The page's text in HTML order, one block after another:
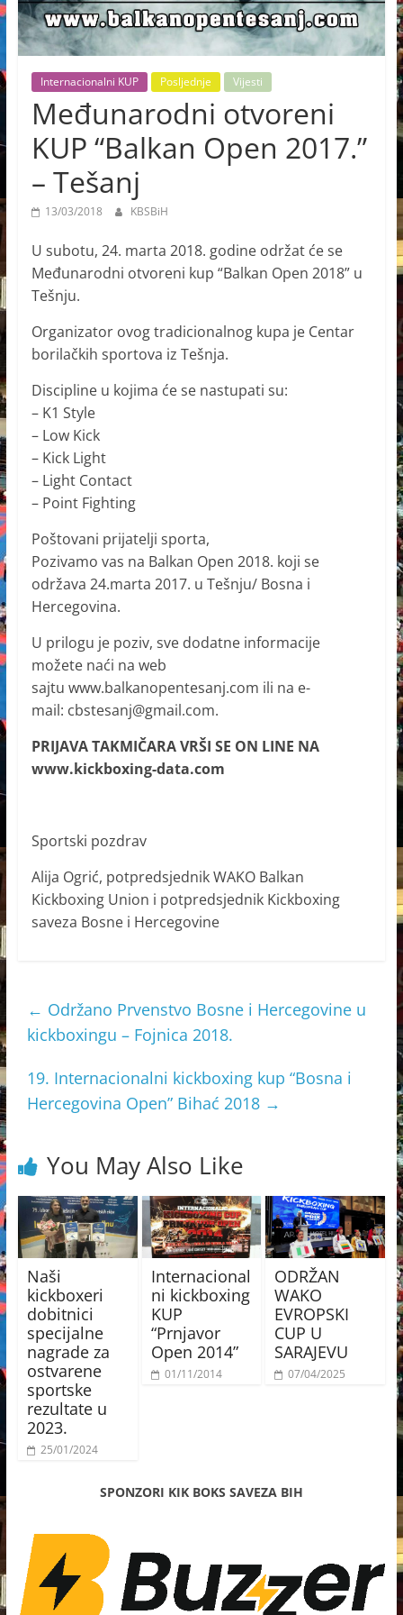
Internacionalni KUP Posljednje Vijesti
Međunarodni otvoreni
KUP “Balkan Open 2017.”
– Tešanj
13/03/2018 KBSBiH
U subotu, 24. marta 2018. godine održat će se
Međunarodni otvoreni kup “Balkan Open 2018” u
Tešnju.
Organizator ovog tradicionalnog kupa je Centar
borilačkih sportova iz Tešnja.
Discipline u kojima će se nastupati su:
– K1 Style
– Low Kick
– Kick Light
– Light Contact
– Point Fighting
Poštovani prijatelji sporta,
Pozivamo vas na Balkan Open 2018. koji se
održava 24.marta 2017. u Tešnju/ Bosna i
Hercegovina.
U prilogu je poziv, sve dodatne informacije
možete naći na web
sajtu www.balkanopentesanj.com ili na e-
mail: cbstesanj@gmail.com.
PRIJAVA TAKMIČARA VRŠI SE ON LINE NA
www.kickboxing-data.com
Sportski pozdrav
Alija Ogrić, potpredsjednik WAKO Balkan
Kickboxing Union i potpredsjednik Kickboxing
saveza Bosne i Hercegovine
← Održano Prvenstvo Bosne i Hercegovine u
kickboxingu – Fojnica 2018.
19. Internacionalni kickboxing kup “Bosna i
Hercegovina Open” Bihać 2018 →
You May Also Like
Naši
kickboxeri
dobitnici
specijalne
nagrade za
ostvarene
sportske
rezultate u
2023.
25/01/2024
Internacional
ni kickboxing
KUP
“Prnjavor
Open 2014”
01/11/2014
ODRŽAN
WAKO
EVROPSKI
CUP U
SARAJEVU
07/04/2025
SPONZORI KIK BOKS SAVEZA BIH